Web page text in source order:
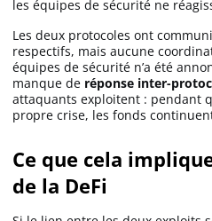
les équipes de sécurité ne
Les deux protocoles ont
respectifs, mais aucune
équipes de sécurité n’a été
manque de réponse inter-
attaquants exploitent : pendant
propre crise, les fonds
Ce que cela
de la DeFi